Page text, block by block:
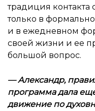
традиция контакта
только в
и в ежедневном
своей жизни и ее
большой вопрос.
—Александр,
программа дала
движение по